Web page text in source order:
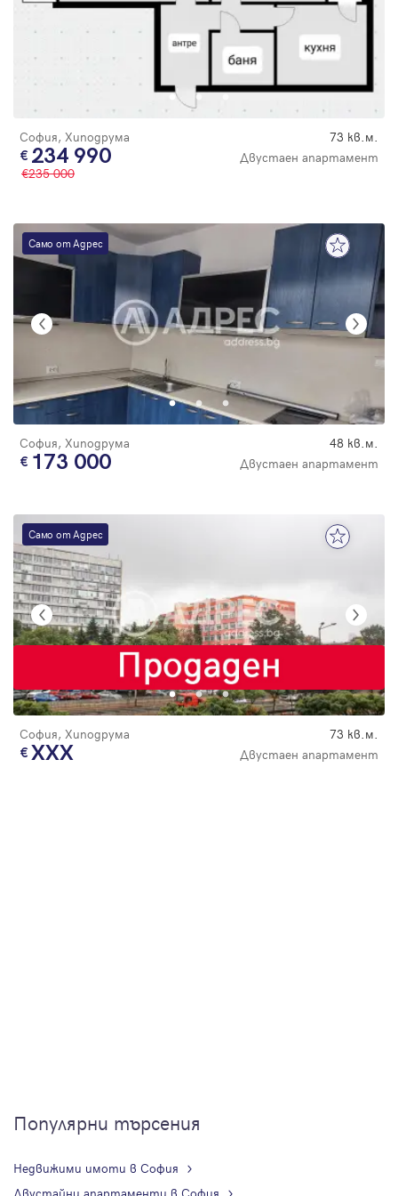
София, Хиподрума 73 кв.м.
234 990
Двустаен апартамент
235 000
Само от Адрес
София, Хиподрума 48 кв.м.
173 000 Двустаен апартамент
Само от Адрес
София, Хиподрума 73 кв.м.
XXX Двустаен апартамент
Популярни търсения
Недвижими имоти в София
Парола